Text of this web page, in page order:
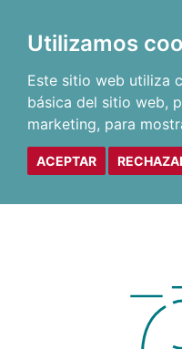
Utilizamos
Este sitio web utiliza
básica del sitio web,
marketing, para
ACEPTAR